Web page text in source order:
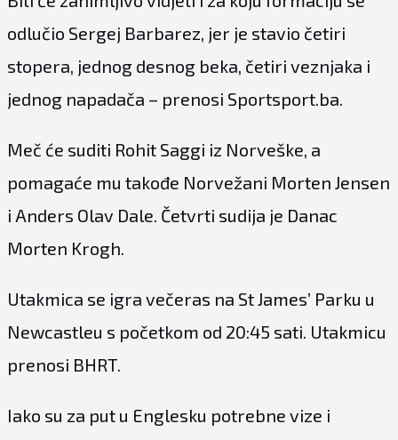
odlučio Sergej Barbarez, jer je stavio četiri
stopera, jednog desnog beka, četiri veznjaka i
jednog napadača – prenosi Sportsport.ba.
Meč će suditi Rohit Saggi iz Norveške, a
pomagaće mu takođe Norvežani Morten Jensen
i Anders Olav Dale. Četvrti sudija je Danac
Morten Krogh.
Utakmica se igra večeras na St James’ Parku u
Newcastleu s početkom od 20:45 sati. Utakmicu
prenosi BHRT.
Iako su za put u Englesku potrebne vize i